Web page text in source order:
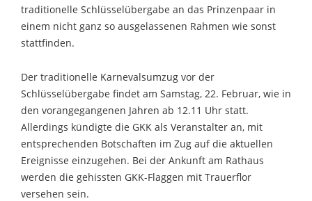
traditionelle Schlüsselübergabe an das Prinzenpaar in
einem nicht ganz so ausgelassenen Rahmen wie sonst
stattfinden.
Der traditionelle Karnevalsumzug vor der
Schlüsselübergabe findet am Samstag, 22. Februar, wie in
den vorangegangenen Jahren ab 12.11 Uhr statt.
Allerdings kündigte die GKK als Veranstalter an, mit
entsprechenden Botschaften im Zug auf die aktuellen
Ereignisse einzugehen. Bei der Ankunft am Rathaus
werden die gehissten GKK-Flaggen mit Trauerflor
versehen sein.